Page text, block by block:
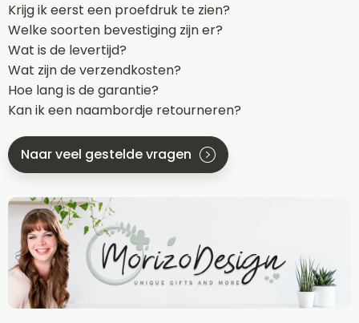
Krijg ik eerst een proefdruk te zien?
Welke soorten bevestiging zijn er?
Wat is de levertijd?
Wat zijn de verzendkosten?
Hoe lang is de garantie?
Kan ik een naambordje retourneren?
Naar veel gestelde vragen